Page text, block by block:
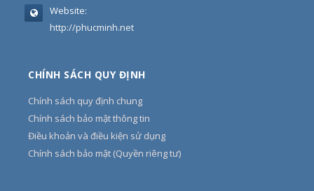
Website:
http://phucminh.net
CHÍNH SÁCH QUY ĐỊNH
Chính sách quy định chung
Chính sách bảo mật thông tin
Điều khoản và điều kiện sử dụng
Chính sách bảo mật (Quyền riêng tư)